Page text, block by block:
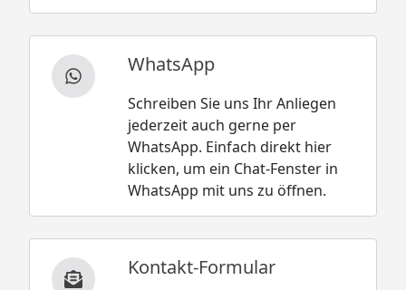
WhatsApp
Schreiben Sie uns Ihr Anliegen
jederzeit auch gerne per
WhatsApp. Einfach direkt hier
klicken, um ein Chat-Fenster in
WhatsApp mit uns zu öffnen.
Kontakt-Formular